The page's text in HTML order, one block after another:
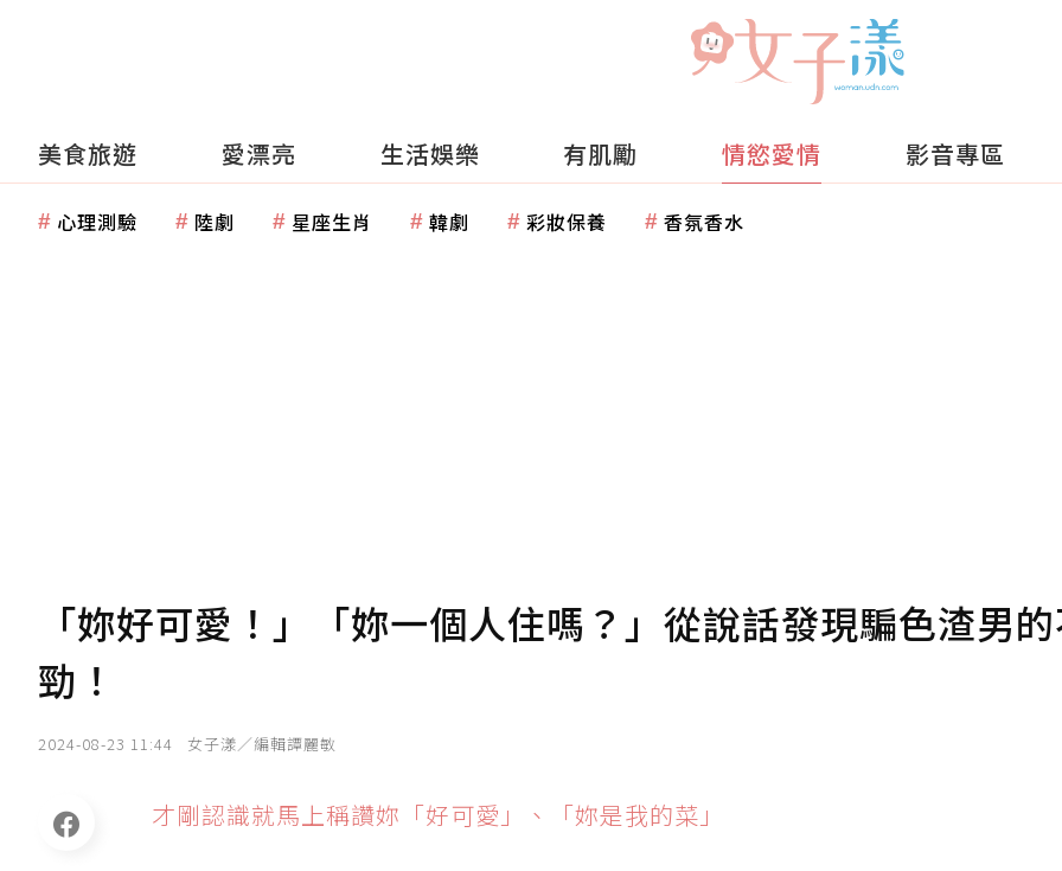
美食旅遊 愛漂亮 生活娛樂 有肌勵 情慾愛情 影音專區
心理測驗 陸劇 星座生肖 韓劇 彩妝保養 香氛香水
「妳好可愛！」「妳一個人住嗎？」從說話發現騙色渣男
勁！
2024-08-23 11:44 女子漾／編輯譚麗敏
才剛認識就馬上稱讚妳「好可愛」、「妳是我的菜」